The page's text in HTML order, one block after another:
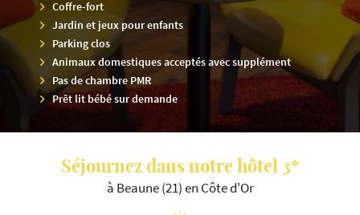
Coffre-fort
Jardin et jeux pour enfants
Parking clos
Animaux domestiques acceptés avec supplément
Pas de chambre PMR
Prêt lit bébé sur demande
Séjournez dans notre hôtel 3*
à Beaune (21) en Côte d'Or